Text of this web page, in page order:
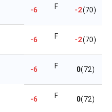
-6 F -2(70)
-6 F -2(70)
-6 F 0(72)
-6 F 0(72)